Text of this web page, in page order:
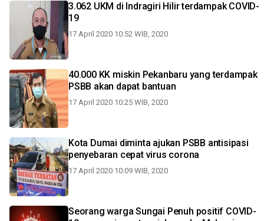
3.062 UKM di Indragiri Hilir terdampak COVID-
19
17 April 2020 10:52 WIB, 2020
40.000 KK miskin Pekanbaru yang terdampak
PSBB akan dapat bantuan
17 April 2020 10:25 WIB, 2020
Kota Dumai diminta ajukan PSBB antisipasi
penyebaran cepat virus corona
17 April 2020 10:09 WIB, 2020
Seorang warga Sungai Penuh positif COVID-